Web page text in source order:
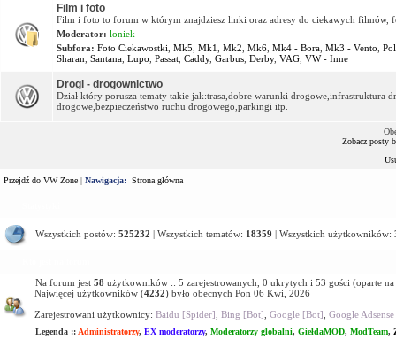
Film i foto
Film i foto to forum w którym znajdziesz linki oraz adresy do ciekawych filmów,
Moderator: loniek
Subfora: Foto Ciekawostki Mk5 Mk1 Mk2 Mk6 Mk4 - Bora Mk3 - Vento
Sharan Santana Lupo Passat Caddy, Garbus Derby, VAG VW - Inne
Drogi - drogownictwo
Dział który porusza tematy takie jak:trasa,dobre warunki drogowe,infrastruktura
drogowe,bezpieczeństwo ruchu drogowego,parkingi itp.
Zobacz posty
Przejdź do VW Zone | Nawigacja: Strona główna
Wszystkich postów: 525232 | Wszystkich tematów: 18359 | Wszystkich użytkowników:
Na forum jest 58 użytkowników :: 5 zarejestrowanych, 0 ukrytych i 53 gości (oparte
Najwięcej użytkowników (4232) było obecnych Pon 06 Kwi, 2026
Zarejestrowani użytkownicy: Baidu [Spider] Bing [Bot] Google [Bot] Google
Legenda :: Administratorzy, EX moderatorzy, Moderatorzy globalni, GiełdaMOD, ModTeam,